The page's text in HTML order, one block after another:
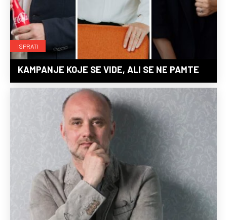
ISPRATI
KAMPANJE KOJE SE VIDE, ALI SE NE PAMTE